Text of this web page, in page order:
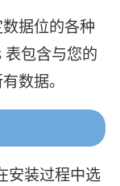
据位的各种
包含与您的
数据。
安装过程中选